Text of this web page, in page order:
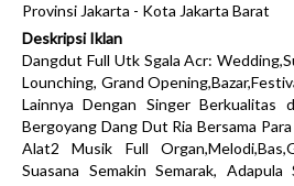
Provinsi Jakarta - Kota Jakarta Barat
Deskripsi Iklan
Dangdut Full Utk Sgala Acr:
Lounching, Grand
Lainnya Dengan Singer Berkualitas
Bergoyang Dang Dut Ria Bersama
Alat2 Musik Full
Suasana Semakin Semarak,